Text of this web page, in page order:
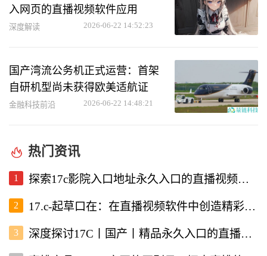
入网页的直播视频软件应用
深度解读 2026-06-22 14:52:23
国产湾流公务机正式运营：首架
自研机型尚未获得欧美适航证
金融科技前沿 2026-06-22 14:48:21
热门资讯
1 探索17c影院入口地址永久入口的直播视频软件使用体验
2 17.c-起草口在：在直播视频软件中创造精彩内容的新机遇
3 深度探讨17C丨国产丨精品永久入口的直播视频软件优势与特点